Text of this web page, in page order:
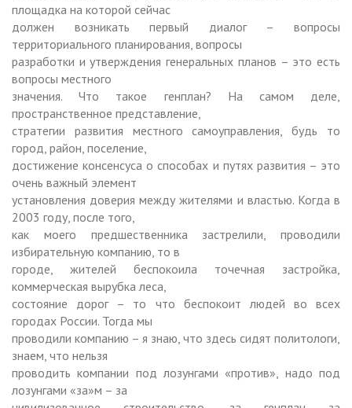
площадка на которой сейчас
должен возникать первый диалог – вопросы
территориального планирования, вопросы
разработки и утверждения генеральных планов ­– это есть
вопросы местного
значения. Что такое генплан? На самом деле,
пространственное представление,
стратегии развития местного самоуправления, будь то
город, район, поселение,
достижение консенсуса о способах и путях развития – это
очень важный элемент
установления доверия между жителями и властью. Когда в
2003 году, после того,
как моего предшественника застрелили, проводили
избирательную компанию, то в
городе, жителей беспокоила точечная застройка,
коммерческая вырубка леса,
состояние дорог – то что беспокоит людей во всех
городах России. Тогда мы
проводили компанию – я знаю, что здесь сидят политологи,
знаем, что нельзя
проводить компании под лозунгами «против», надо под
лозунгами «за»м – за